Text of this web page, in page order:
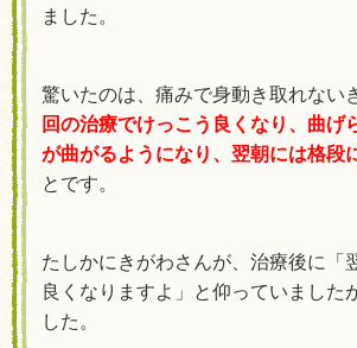
ました。
驚いたのは、痛みで身動き取れない
回の治療でけっこう良くなり、曲げ
が曲がるようになり、翌朝には格段
とです。
たしかにきがわさんが、 治療後に「
良くなりますよ」と仰っていました
した。